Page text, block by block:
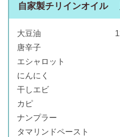
自家製チリインオイル
大豆油
唐辛子 20
エシャロット 5
にんにく 1
干しエビ 大
カピ 大さ
ナンプラー 大
タマリンドペースト